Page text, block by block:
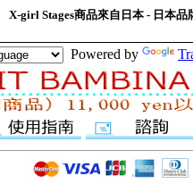
X-girl Stages商品來自日本 - 日本
Powered by